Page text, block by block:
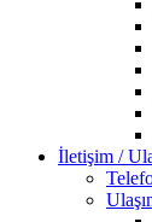
İletişim /